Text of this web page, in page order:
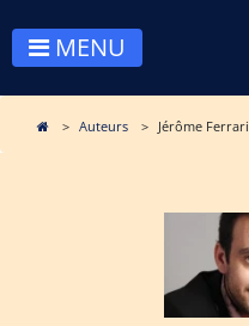
MENU
Auteurs Jérôme Ferrari